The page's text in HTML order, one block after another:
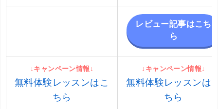
レビュー記事はこち
ら
↓キャンペーン情報↓
無料体験レッスンはこ
ちら
↓キャンペーン情報↓
無料体験レッスンは
ちら